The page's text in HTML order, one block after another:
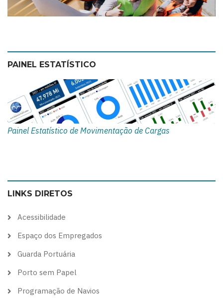
PAINEL ESTATÍSTICO
Painel Estatístico de Movimentação de Cargas
LINKS DIRETOS
Acessibilidade
Espaço dos Empregados
Guarda Portuária
Porto sem Papel
Programação de Navios